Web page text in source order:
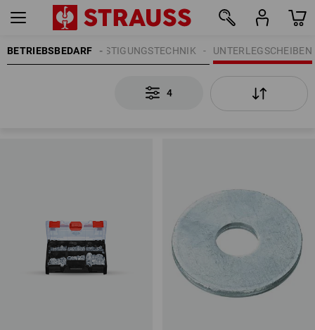
BETRIEBSBEDARF UNTERLEGSCHEIBEN
BEFESTIGUNGSTECHNIK
4